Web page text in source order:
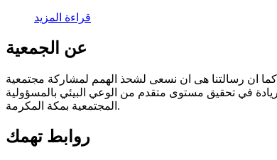
قراءة المزيد
عن الجمعية
كما ان رسالتنا هى ان نسعى لشحذ الهمم لمشاركة مجتمعية
في تحقيق مستوى متقدم من الوعي البيئي بالمسؤولية
المجتمعية بمكة المكرمة.
روابط تهمك